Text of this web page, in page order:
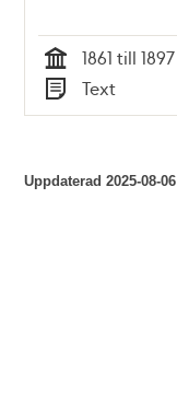
Tid
1861 till 1897
Typ
Text
Uppdaterad2025-08-06